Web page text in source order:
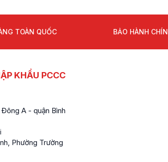
TOÀN QUỐC BẢO HÀNH
KHẨU PCCC
A - quận Bình
Phường Trường